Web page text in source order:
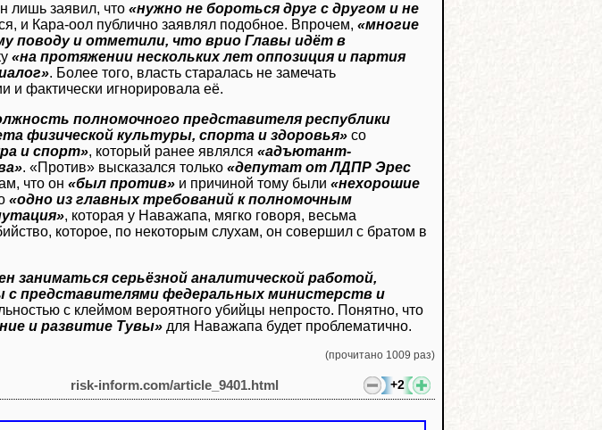
лишь заявил, что «нужно не бороться друг с другом и не
и Кара-оол публично заявлял подобное. Впрочем, «многие
поводу и отметили, что врио Главы идёт в
«на протяжении нескольких лет оппозиция и партия
. Более того, власть старалась не замечать
и фактически игнорировала её.
полномочного представителя республики
физической культуры, спорта и здоровья» со
и спорт», который ранее являлся «адъютант-
. «Против» высказался только «депутат от ЛДПР Эрес
что он «был против» и причиной тому были «нехорошие
«одно из главных требований к полномочным
, которая у Наважапа, мягко говоря, весьма
которое, по некоторым слухам, он совершил с братом в
заниматься серьёзной аналитической работой,
представителями федеральных министерств и
с клеймом вероятного убийцы непросто. Понятно, что
и развитие Тувы» для Наважапа будет проблематично.
(прочитано 1009 раз)
+2
risk-inform.com/article_9401.html